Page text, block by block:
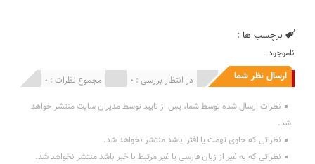
برچسب ها :
ناموجود
ارسال نظر شما مجموع نظرات : 0 در انتظار بررسی : 0 انتشار یافته : 0
نظرات ارسال شده توسط شما، پس از تایید توسط مدیران سایت منتشر خواهد
شد.
نظراتی که حاوی تهمت یا افترا باشد منتشر نخواهد شد.
نظراتی که به غیر از زبان فارسی یا غیر مرتبط با خبر باشد منتشر نخواهد شد.